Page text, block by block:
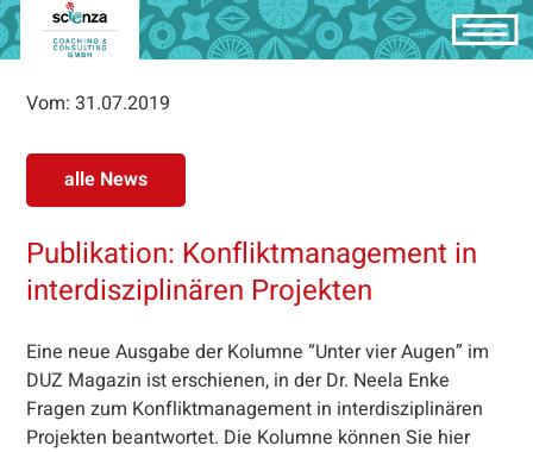
Vom: 31.07.2019
alle News
Publikation: Konfliktmanagement in
interdisziplinären Projekten
Eine neue Ausgabe der Kolumne “Unter vier Augen” im
DUZ Magazin ist erschienen, in der Dr. Neela Enke
Fragen zum Konfliktmanagement in interdisziplinären
Projekten beantwortet. Die Kolumne können Sie hier